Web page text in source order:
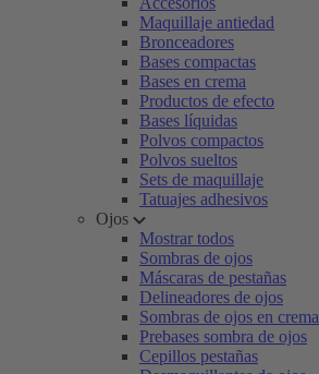
Maquillaje antiedad
Bronceadores
Bases compactas
Bases en crema
Productos de efecto
Bases líquidas
Polvos compactos
Polvos sueltos
Sets de maquillaje
Tatuajes adhesivos
Ojos
Mostrar todos
Sombras de ojos
Máscaras de pestañas
Delineadores de ojos
Sombras de ojos en crema
Prebases sombra de ojos
Cepillos pestañas